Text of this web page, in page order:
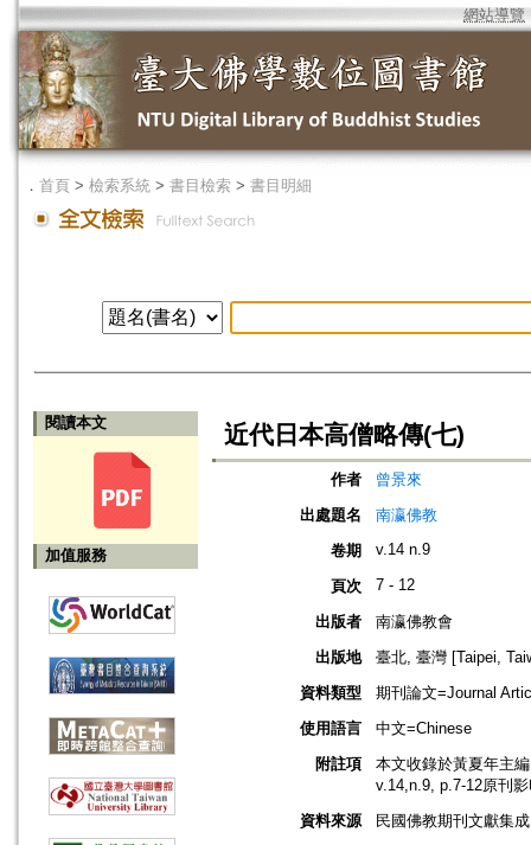
網站導覽
． 首頁 > 檢索系統 > 書目檢索 > 書目明細
閱讀本文
加值服務
近代日本高僧略傳(七)
作者
曾景來
出處題名
南瀛佛教
卷期
v.14 n.9
頁次 7 - 12
出版者
南瀛佛教會
出版地
臺北, 臺灣 [Taipei,
資料類型
期刊論文=Journal
使用語言
中文=Chinese
附註項
本文收錄於黃夏年主
v.14,n.9, p.7-12原刊
資料來源
民國佛教期刊文獻集